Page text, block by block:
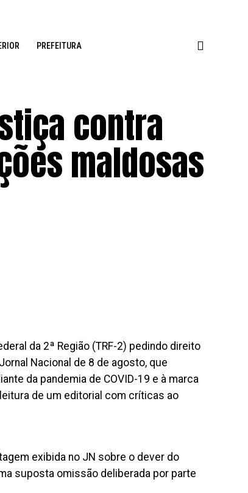
PREFEITURA
contra
maldosas
da 2ª Região (TRF-2) pedindo direito
Nacional de 8 de agosto, que
da pandemia de COVID-19 e à marca
de um editorial com críticas ao
exibida no JN sobre o dever do
suposta omissão deliberada por parte